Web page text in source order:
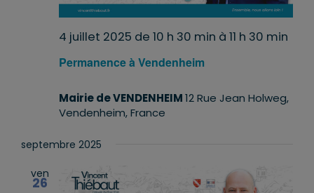
Permanence à Vendenheim
4 juillet 2025 de 10 h 30 min à 11 h 30 min
Mairie de VENDENHEIM12 Rue Jean Holweg,
Vendenheim, France
septembre 2025
ven
26